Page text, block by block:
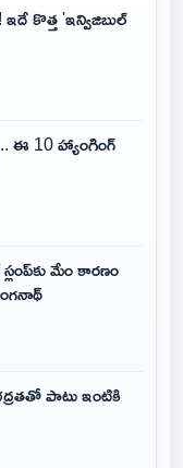
కొత్త 'ఇన్విజిబుల్
ఈ 10 హ్యాంగింగ్
మేం కారణం
పాటు ఇంటికి